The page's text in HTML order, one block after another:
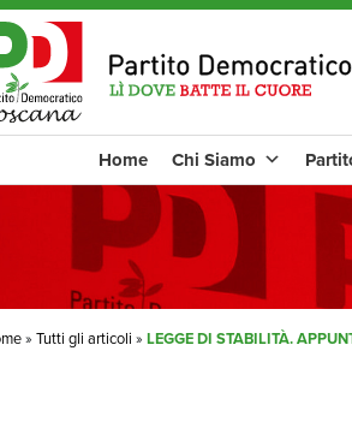
Home Chi Siamo
» Tutti gli articoli » LEGGE DI STABILITÀ.